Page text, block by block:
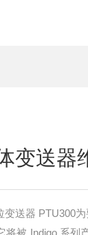
变送器
送器 PTU300
被 Indigo 系列